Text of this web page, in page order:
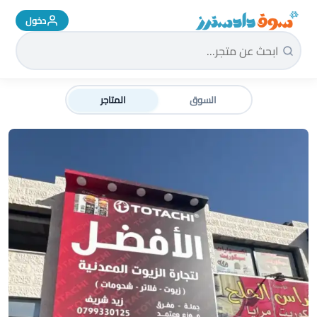
سوق دادسترز الرئيسية دخول
السوق المتاجر